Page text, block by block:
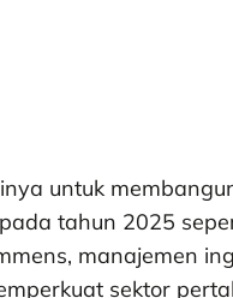
untuk
tahun 2025
manajemen
sektor